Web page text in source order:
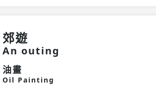
郊遊
An outing
油畫
Oil Painting